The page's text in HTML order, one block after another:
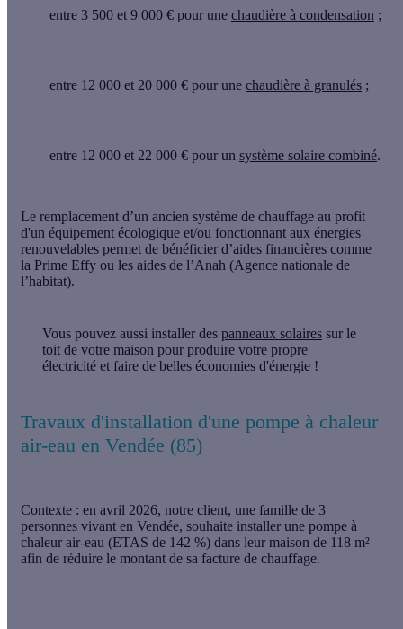
entre 3 500 et 9 000 € pour une chaudière à condensation ;
entre 12 000 et 20 000 € pour une chaudière à granulés ;
entre 12 000 et 22 000 € pour un système solaire combiné.
Le remplacement d’un ancien système de chauffage au profit
d'un équipement écologique et/ou fonctionnant aux énergies
renouvelables permet de bénéficier d’aides financières comme
la Prime Effy ou les aides de l’Anah (Agence nationale de
l’habitat).
Vous pouvez aussi installer des panneaux solaires sur le
toit de votre maison pour produire votre propre
électricité et faire de belles économies d'énergie !
Travaux d'installation d'une pompe à chaleur
air-eau en Vendée (85)
Contexte : en avril 2026, notre client, une famille de 3
personnes vivant en Vendée, souhaite installer une pompe à
chaleur air-eau (ETAS de 142 %) dans leur maison de 118 m²
afin de réduire le montant de sa facture de chauffage.